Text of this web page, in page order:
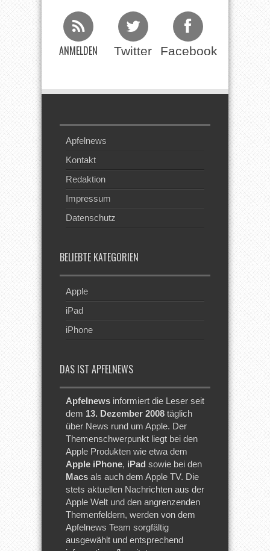
ANMELDEN Twitter Facebook
Apfelnews
Kontakt
Redaktion
Impressum
Datenschutz
BELIEBTE KATEGORIEN
Apple
iPad
iPhone
DAS IST APFELNEWS
Apfelnews informiert die Leser seit
dem 13. Dezember 2008 täglich
über News rund um Apple. Der
Themenschwerpunkt liegt bei den
Apple Produkten wie etwa dem
Apple iPhone, iPad sowie bei den
Macs als auch dem Apple TV. Die
stets aktuellen Nachrichten aus der
Apple Welt und den angrenzenden
Themenfeldern, werden von dem
Apfelnews Team sorgfältig
ausgewählt und entsprechend